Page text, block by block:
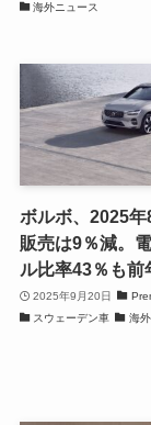
海外ニュース
ボルボ、2025
販売は9％減。
ル比率43％も前
2025年9月20日
スウェーデン車
海